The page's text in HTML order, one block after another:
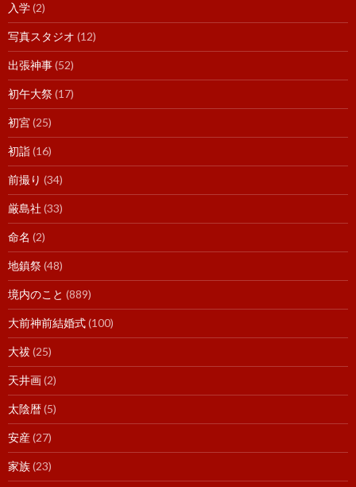
入学(2)
写真スタジオ (12)
出張神事(52)
初午大祭(17)
初宮(25)
初詣(16)
前撮り (34)
厳島社 (33)
命名 (2)
地鎮祭(48)
境内のこと (889)
大前神前結婚式(100)
大祓(25)
天井画(2)
太陰暦(5)
安産(27)
家族(23)